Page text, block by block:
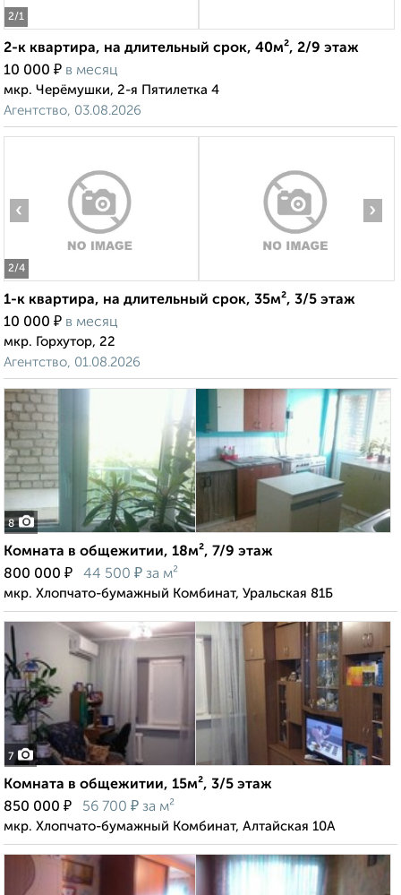
2/1
2-к квартира, на длительный срок, 40м², 2/9 этаж
10 000 ₽ в месяц
мкр. Черёмушки, 2-я Пятилетка 4
Агентство, 03.08.2026
2/4
‹ ›
1-к квартира, на длительный срок, 35м², 3/5 этаж
10 000 ₽ в месяц
мкр. Горхутор, 22
Агентство, 01.08.2026
8
Комната в общежитии, 18м², 7/9 этаж
800 000 ₽ 44 500 ₽ за м²
мкр. Хлопчато-бумажный Комбинат, Уральская 81Б
7
Комната в общежитии, 15м², 3/5 этаж
850 000 ₽ 56 700 ₽ за м²
мкр. Хлопчато-бумажный Комбинат, Алтайская 10А